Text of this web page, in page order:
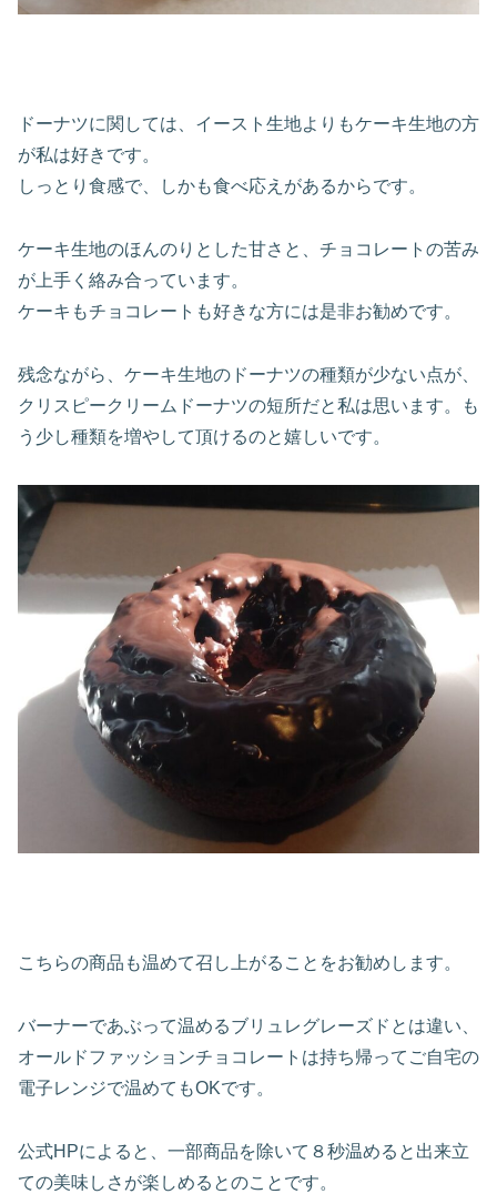
ドーナツに関しては、イースト生地よりもケーキ生地の方
が私は好きです。
しっとり食感で、しかも食べ応えがあるからです。
ケーキ生地のほんのりとした甘さと、チョコレートの苦み
が上手く絡み合っています。
ケーキもチョコレートも好きな方には是非お勧めです。
残念ながら、ケーキ生地のドーナツの種類が少ない点が、
クリスピークリームドーナツの短所だと私は思います。も
う少し種類を増やして頂けるのと嬉しいです。
こちらの商品も温めて召し上がることをお勧めします。
バーナーであぶって温めるブリュレグレーズドとは違い、
オールドファッションチョコレートは持ち帰ってご自宅の
電子レンジで温めてもOKです。
公式HPによると、一部商品を除いて８秒温めると出来立
ての美味しさが楽しめるとのことです。